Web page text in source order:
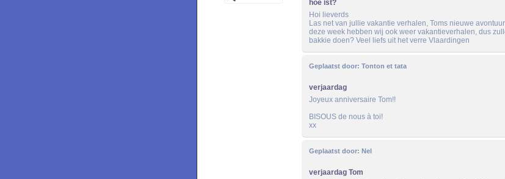
hoe ist?
Hoi lieverds
Las net van jullie vakantie verhalen, Toms nieuwe
deze week hebben wij ook weer vakantieverhalen, dus
bakkie doen? Veel liefs uit het verre Vlaardingen
Geplaatst door: Tonton et tata
verjaardag
Joyeux anniversaire Tom!!
BISOUS de nous à toi!
xx
Geplaatst door: Nel
verjaardag Tom